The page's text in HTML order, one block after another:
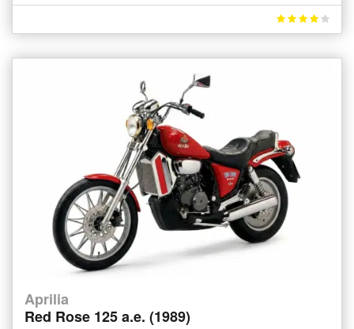
Aprilia
Red Rose 125 a.e. (1989)